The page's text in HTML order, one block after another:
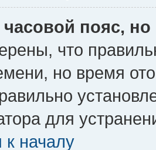
пояс,
что
но время
для
к началу